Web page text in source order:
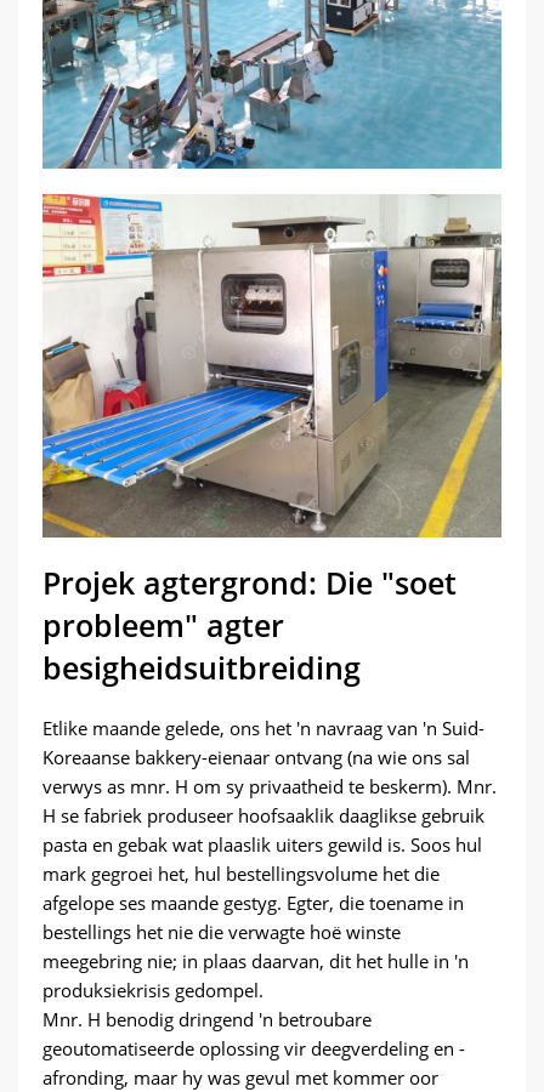
Projek agtergrond: Die "soet
probleem" agter
besigheidsuitbreiding
Etlike maande gelede, ons het 'n navraag van 'n Suid-
Koreaanse bakkery-eienaar ontvang (na wie ons sal
verwys as mnr. H om sy privaatheid te beskerm). Mnr.
H se fabriek produseer hoofsaaklik daaglikse gebruik
pasta en gebak wat plaaslik uiters gewild is. Soos hul
mark gegroei het, hul bestellingsvolume het die
afgelope ses maande gestyg. Egter, die toename in
bestellings het nie die verwagte hoë winste
meegebring nie; in plaas daarvan, dit het hulle in 'n
produksiekrisis gedompel.
Mnr. H benodig dringend 'n betroubare
geoutomatiseerde oplossing vir deegverdeling en -
afronding, maar hy was gevul met kommer oor